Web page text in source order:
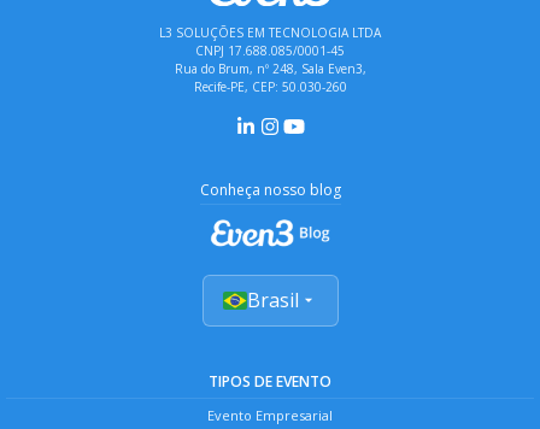
L3 SOLUÇÕES EM TECNOLOGIA LTDA
CNPJ 17.688.085/0001-45
Rua do Brum, nº 248, Sala Even3,
Recife-PE, CEP: 50.030-260
Conheça nosso blog
Brasil
TIPOS DE EVENTO
Evento Empresarial